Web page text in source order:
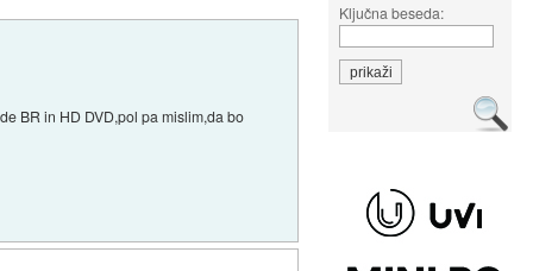
Ključna beseda:
BR in HD DVD,pol pa mislim,da bo